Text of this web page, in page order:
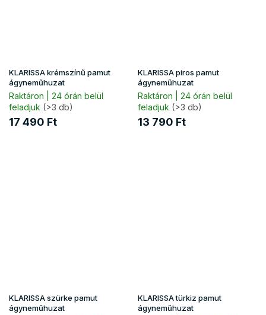
KLARISSA krémszínű pamut
ágyneműhuzat
Raktáron | 24 órán belül
feladjuk (>3 db)
17 490 Ft
KLARISSA piros pamut
ágyneműhuzat
Raktáron | 24 órán belül
feladjuk (>3 db)
13 790 Ft
KLARISSA szürke pamut
ágyneműhuzat
KLARISSA türkiz pamut
ágyneműhuzat